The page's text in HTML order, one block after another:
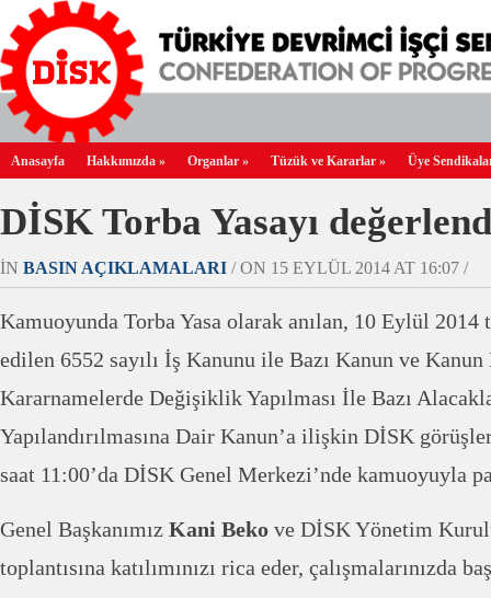
Anasayfa Hakkımızda » Organlar » Tüzük ve Kararlar » Üye
DİSK Torba Yasayı
IN BASIN AÇIKLAMALARI / ON 15 EYLÜL 2014 AT 16:07 /
Kamuoyunda Torba Yasa olarak anılan, 10 Eylül
edilen 6552 sayılı İş Kanunu ile Bazı Kanun ve
Kararnamelerde Değişiklik Yapılması İle Bazı
Yapılandırılmasına Dair Kanun’a ilişkin DİSK
saat 11:00’da DİSK Genel Merkezi’nde kamuoyuyla
Genel Başkanımız Kani Beko ve DİSK Yönetim
toplantısına katılımınızı rica eder, çalışmalarınızda